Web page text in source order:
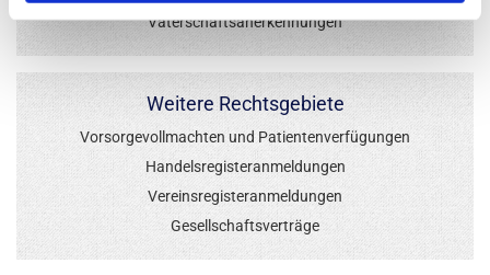
Va­ter­schaftsan­er­ken­nun­gen
Weitere Rechtsgebiete
Vorsorgevollmachten und Patientenverfügungen
Handelsregisteranmeldungen
Vereinsregisteranmeldungen
Gesellschaftsverträge